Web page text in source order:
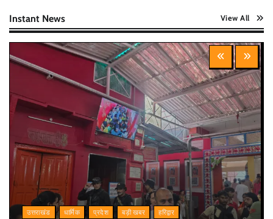
Instant News View All
उत्तराखंड धार्मिक प्रदेश बड़ी खबर हरिद्वार